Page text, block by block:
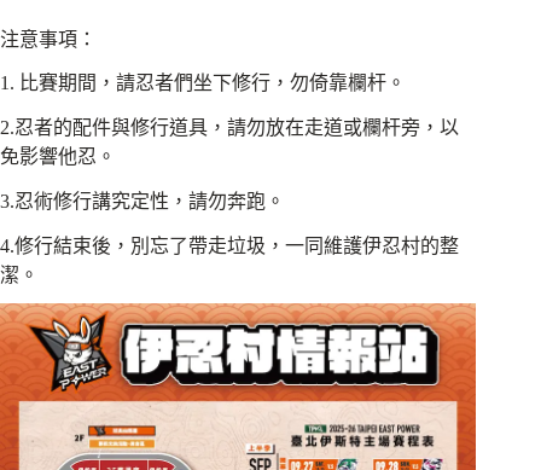
注意事項：
1. 比賽期間，請忍者們坐下修行，勿倚靠欄杆。
2.忍者的配件與修行道具，請勿放在走道或欄杆旁，以
免影響他忍。
3.忍術修行講究定性，請勿奔跑。
4.修行結束後，別忘了帶走垃圾，一同維護伊忍村的整
潔。